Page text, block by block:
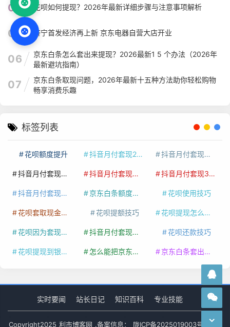
04 花呗如何提现？2026年最新详细步骤与注意事项解析
05 济宁首发经济再上新 京东电器自营大店开业
06
京东白条怎么套出来提现？2026最新1 5 个办法（2026年
最新避坑指南）
07
京东白条取现问题，2026年最新十五种方法助你轻松购物
畅享消费乐趣
标签列表
花呗额度提升 抖音月付套现24小时接单 抖音月付套现怎么套
抖音月付套现多少手续费 抖音月付套现商家有哪些 抖音月付套现30秒技巧
抖音月付套现最新方法 京东白条额度提升 花呗使用技巧
花呗套取现金最佳方法 花呗提额技巧 花呗提现怎么操作
花呗因为套现被限额了这种情况要多久才会好 抖音月付套现秒回100起 花呗还款技巧
花呗提现到银行卡 怎么能把京东白条额度钱套出来 京东白条套出来手续费多少
实时要闻 站长日记 知识百科 专业技能
Copyright2025 利市博客网 .备案信息： 陇ICP备2025019003号-1